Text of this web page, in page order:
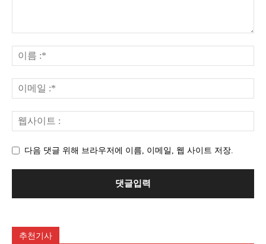
다음 댓글 위해 브라우저에 이름, 이메일, 웹 사이트 저장.
추천기사